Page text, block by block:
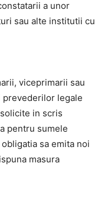
a unor
sau alte institutii cu
viceprimarii sau
prevederilor legale
in scris
pentru sumele
sa emita noi
masura